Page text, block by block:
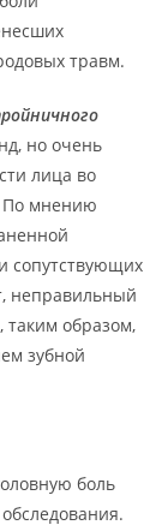
травм.
но очень
лица во
По мнению
сопутствующих
неправильный
таким образом,
зубной
боль